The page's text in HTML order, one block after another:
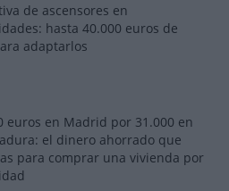
de ascensores en
hasta 40.000 euros de
adaptarlos
euros en Madrid por 31.000 en
el dinero ahorrado que
para comprar una vivienda por